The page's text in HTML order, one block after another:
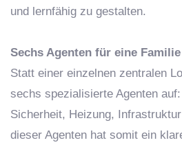
und lernfähig zu gestalten.
Sechs Agenten für eine Familie
Statt einer einzelnen zentralen
sechs spezialisierte Agenten
Sicherheit, Heizung,
dieser Agenten hat somit ein